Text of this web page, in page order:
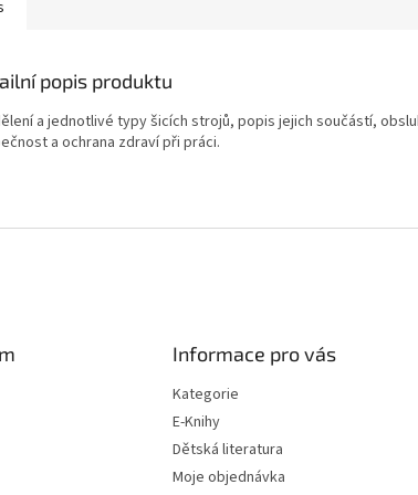
popis produktu
a jednotlivé typy šicích strojů, popis jejich součástí,
a ochrana zdraví při práci.
Informace pro vás
Kategorie
E-Knihy
Dětská literatura
Moje objednávka